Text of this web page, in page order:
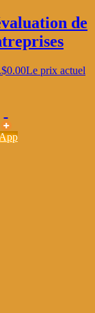
de
$0.00Le prix actuel